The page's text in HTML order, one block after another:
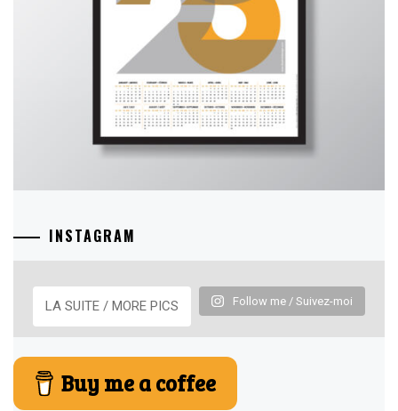
INSTAGRAM
LA SUITE / MORE PICS Follow me / Suivez-moi
Buy me a coffee